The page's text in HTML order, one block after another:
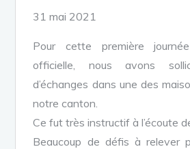
Posted
31 mai 2021
Pour cette première
officielle, nous avons
d’échanges dans une des
notre canton.
Ce fut très instructif à l’écoute
Beaucoup de défis à relever